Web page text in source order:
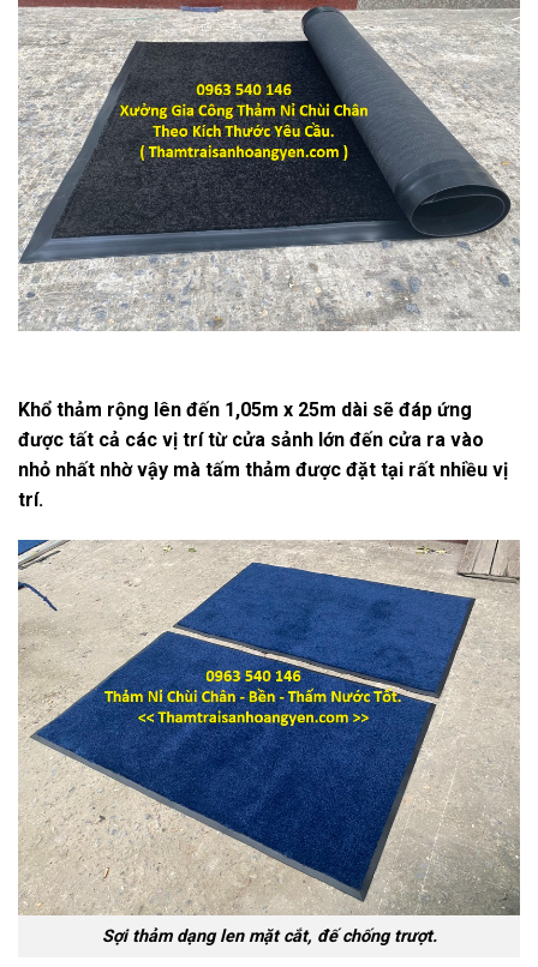
Khổ thảm rộng lên đến 1,05m x 25m dài sẽ đáp ứng
được tất cả các vị trí từ cửa sảnh lớn đến cửa ra vào
nhỏ nhất nhờ vậy mà tấm thảm được đặt tại rất nhiều vị
trí.
Sợi thảm dạng len mặt cắt, đế chống trượt.